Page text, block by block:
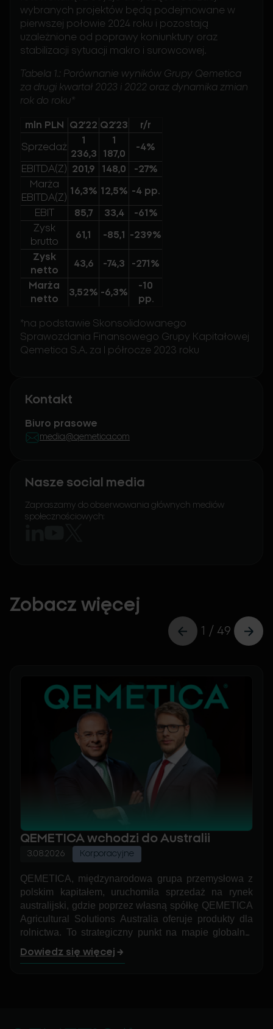
wybranych projektów będą podejmowane w
pierwszej połowie 2024 roku i pozostają
uzależnione od poprawy koniunktury oraz
stabilizacji sytuacji makro i surowcowej.
Tabela 1.: Porównanie wyników Grupy Qemetica
za drugi kwartał 2023 i 2022 oraz dynamika zmian
rok do roku*
mln PLN Q2’22 Q2’23 r/r
Sprzedaż
1
236,3
1
187,0
-4%
EBITDA(Z) 201,9 148,0
-27%
Marża
EBITDA(Z)
16,3% 12,5% -4 pp.
EBIT 85,7 33,4
-61%
Zysk
brutto
61,1 -85,1 -239%
Zysk
netto
43,6 -74,3 -271%
Marża
netto
3,52% -6,3%
-10
pp.
*na podstawie Skonsolidowanego
Sprawozdania Finansowego Grupy Kapitałowej
Qemetica S.A. za I półrocze 2023 roku
Kontakt
Biuro prasowe
media@qemetica.com
Nasze social media
Zapraszamy do obserwowania głównych mediów
społecznościowych:
Zobacz więcej
1 / 49
QEMETICA wchodzi do Australii
3.08.2026 Korporacyjne
QEMETICA, międzynarodowa grupa przemysłowa z
polskim kapitałem, uruchomiła sprzedaż na rynek
australijski, gdzie poprzez własną spółkę QEMETICA
Agricultural Solutions Australia oferuje produkty dla
rolnictwa. To strategiczny punkt na mapie globalnej
ekspansji grupy, który ma szansę stać się
przyczółkiem do dalszego rozwoju biznesu agro w
Dowiedz się więcej